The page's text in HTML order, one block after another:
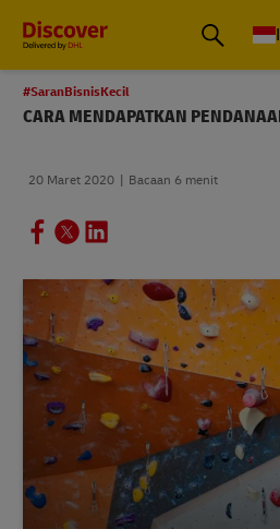
DHL Express Indonesia
#SaranBisnisKecil
CARA MENDAPATKAN
20 Maret 2020 Bacaan 6 menit